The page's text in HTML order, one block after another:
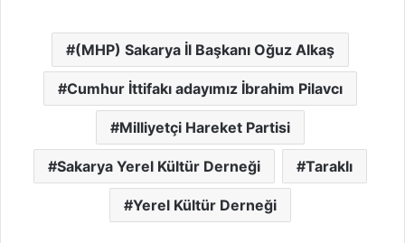
(MHP) Sakarya İl Başkanı Oğuz Alkaş
Cumhur İttifakı adayımız İbrahim Pilavcı
Milliyetçi Hareket Partisi
Sakarya Yerel Kültür Derneği Taraklı
Yerel Kültür Derneği